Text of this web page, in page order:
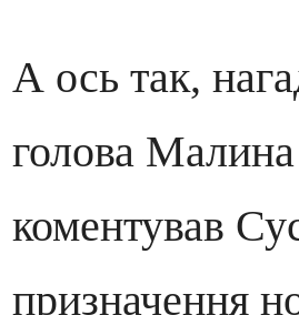
А ось так,
голова
коментував
призначення